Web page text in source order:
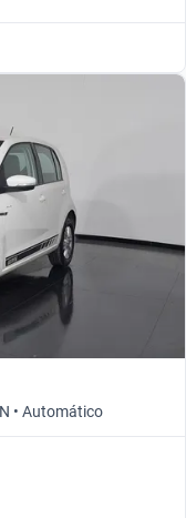
• Automático